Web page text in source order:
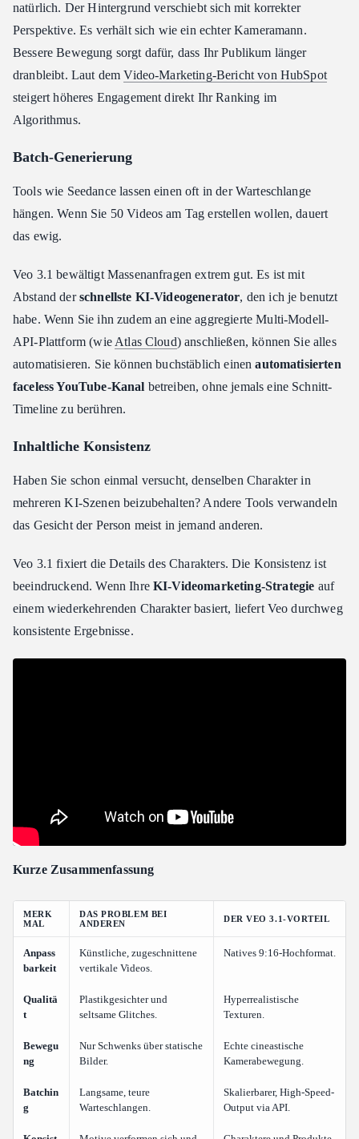
natürlich. Der Hintergrund verschiebt sich mit korrekter
Perspektive. Es verhält sich wie ein echter Kameramann.
Bessere Bewegung sorgt dafür, dass Ihr Publikum länger
dranbleibt. Laut demVideo-Marketing-Bericht von HubSpot
steigert höheres Engagement direkt Ihr Ranking im
Algorithmus.
Batch-Generierung
Tools wie Seedance lassen einen oft in der Warteschlange
hängen. Wenn Sie 50 Videos am Tag erstellen wollen, dauert
das ewig.
Veo 3.1 bewältigt Massenanfragen extrem gut. Es ist mit
Abstand derschnellste KI-Videogenerator, den ich je benutzt
habe. Wenn Sie ihn zudem an eine aggregierte Multi-Modell-
API-Plattform (wie Atlas Cloud) anschließen, können Sie alles
automatisieren. Sie können buchstäblich einenautomatisierten
faceless YouTube-Kanal betreiben, ohne jemals eine Schnitt-
Timeline zu berühren.
Inhaltliche Konsistenz
Haben Sie schon einmal versucht, denselben Charakter in
mehreren KI-Szenen beizubehalten? Andere Tools verwandeln
das Gesicht der Person meist in jemand anderen.
Veo 3.1 fixiert die Details des Charakters. Die Konsistenz ist
beeindruckend. Wenn IhreKI-Videomarketing-Strategie auf
einem wiederkehrenden Charakter basiert, liefert Veo durchweg
konsistente Ergebnisse.
Kurze Zusammenfassung
MERK
MAL
DAS PROBLEM BEI
ANDEREN
DER VEO 3.1-VORTEIL
Anpass
barkeit
Künstliche, zugeschnittene
vertikale Videos.
Natives 9:16-Hochformat.
Qualitä
t
Plastikgesichter und
seltsame Glitches.
Hyperrealistische
Texturen.
Bewegu
ng
Nur Schwenks über statische
Bilder.
Echte cineastische
Kamerabewegung.
Batchin
g
Langsame, teure
Warteschlangen.
Skalierbarer, High-Speed-
Output via API.